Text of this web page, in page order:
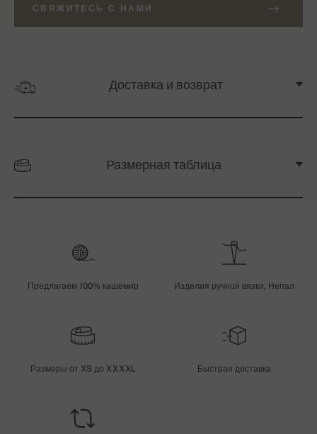
СВЯЖИТЕСЬ С НАМИ
Доставка и возврат
Размерная таблица
Предлагаем 100% кашемир Изделия ручной вязки, Непал
Размеры от XS до XXXXL Быстрая доставка